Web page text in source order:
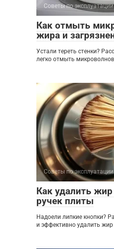
Советы по эксплуатации
Как отмыть
жира и
Устали тереть стенки?
легко отмыть
Советы по эксплуатации
Как удалить
ручек плиты
Надоели липкие кнопки?
и эффективно удалить